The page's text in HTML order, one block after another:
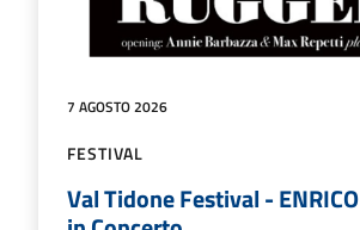
7 AGOSTO 2026
FESTIVAL
Val Tidone Festival - ENRICO